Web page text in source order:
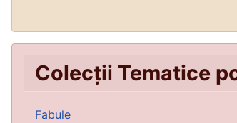
Colecții Tematice
Fabule